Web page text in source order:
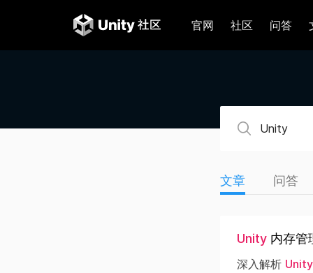
官网 社区 问答
文章 问答
Unity 内存管
深入解析 Unity